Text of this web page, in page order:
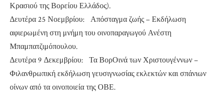
Κρασιού της Βορείου Ελλάδος).
Δευτέρα 25 Νοεμβρίου: Απόσταγμα ζωής – Εκδήλωση
αφιερωμένη στη μνήμη του οινοπαραγωγού Ανέστη
Μπαμπατζιμόπουλου.
Δευτέρα 9 Δεκεμβρίου: Τα ΒορΟινά των Χριστουγέννων –
Φιλανθρωπική εκδήλωση γευσιγνωσίας εκλεκτών και σπάνιων
οίνων από τα οινοποιεία της ΟΒΕ.